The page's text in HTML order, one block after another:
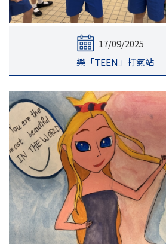
17/09/2025
樂「TEEN」打氣站